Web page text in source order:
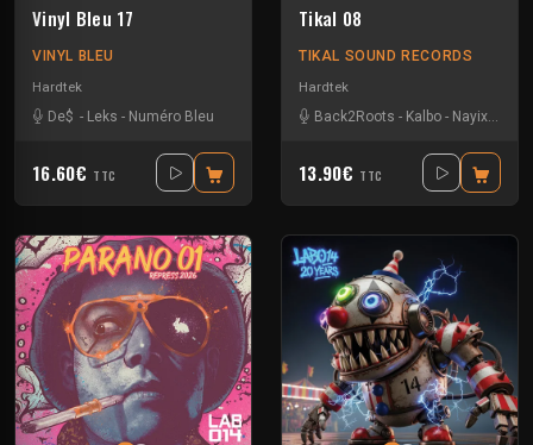
Vinyl Bleu 17
VINYL BLEU
Hardtek
De$ - Leks - Numéro Bleu
16.60€ TTC
Tikal 08
TIKAL SOUND RECORDS
Hardtek
Back2Roots - Kalbo - Nayix
13.90€ TTC